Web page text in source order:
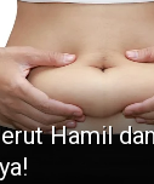
Hamil